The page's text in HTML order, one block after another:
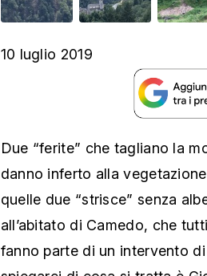
10 luglio 2019
Due “ferite” che tagliano la
danno inferto alla
quelle due “strisce” senza
all’abitato di Camedo, che
fanno parte di un intervento